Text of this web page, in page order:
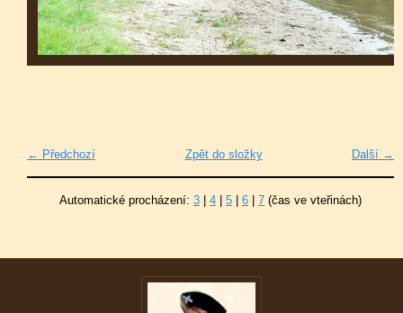
← Předchozí Další →
Zpět do složky
Automatické procházení: 3 4 5 6 7 (čas ve vteřinách)